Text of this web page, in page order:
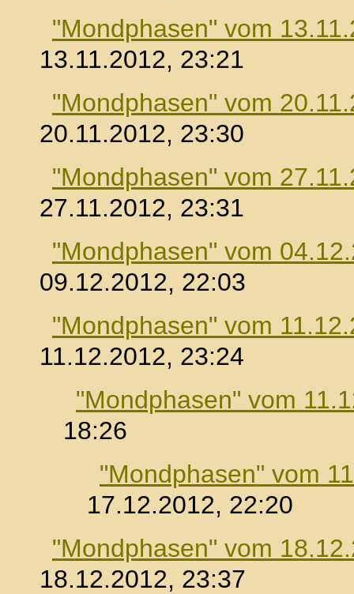
"Mondphasen" vom
13.11.2012, 23:21
"Mondphasen" vom
20.11.2012, 23:30
"Mondphasen" vom
27.11.2012, 23:31
"Mondphasen" vom
09.12.2012, 22:03
"Mondphasen" vom
11.12.2012, 23:24
"Mondphasen" vom
18:26
"Mondphasen" vom
17.12.2012, 22:20
"Mondphasen" vom
18.12.2012, 23:37